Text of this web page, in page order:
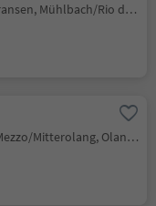
Maranza/Meransen, Mühlbach/Rio di Pusteria, Brixen/Bressanone and environs
Valdaora di Mezzo/Mitterolang, Olang/Valdaora, Dolomites Region Kronplatz/Plan de Corones